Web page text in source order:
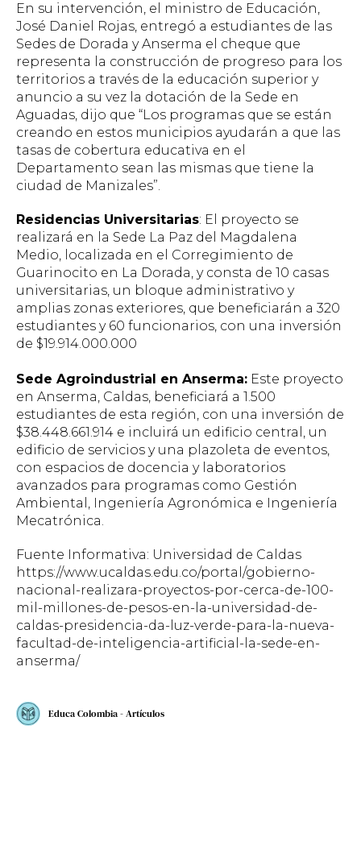
En su intervención, el ministro de Educación,
José Daniel Rojas, entregó a estudiantes de las
Sedes de Dorada y Anserma el cheque que
representa la construcción de progreso para los
territorios a través de la educación superior y
anuncio a su vez la dotación de la Sede en
Aguadas, dijo que “Los programas que se están
creando en estos municipios ayudarán a que las
tasas de cobertura educativa en el
Departamento sean las mismas que tiene la
ciudad de Manizales”.
Residencias Universitarias: El proyecto se
realizará en la Sede La Paz del Magdalena
Medio, localizada en el Corregimiento de
Guarinocito en La Dorada, y consta de 10 casas
universitarias, un bloque administrativo y
amplias zonas exteriores, que beneficiarán a 320
estudiantes y 60 funcionarios, con una inversión
de $19.914.000.000
Sede Agroindustrial en Anserma: Este proyecto
en Anserma, Caldas, beneficiará a 1.500
estudiantes de esta región, con una inversión de
$38.448.661.914 e incluirá un edificio central, un
edificio de servicios y una plazoleta de eventos,
con espacios de docencia y laboratorios
avanzados para programas como Gestión
Ambiental, Ingeniería Agronómica e Ingeniería
Mecatrónica.
Fuente Informativa: Universidad de Caldas
https://www.ucaldas.edu.co/portal/gobierno-
nacional-realizara-proyectos-por-cerca-de-100-
mil-millones-de-pesos-en-la-universidad-de-
caldas-presidencia-da-luz-verde-para-la-nueva-
facultad-de-inteligencia-artificial-la-sede-en-
anserma/
Educa Colombia - Artículos